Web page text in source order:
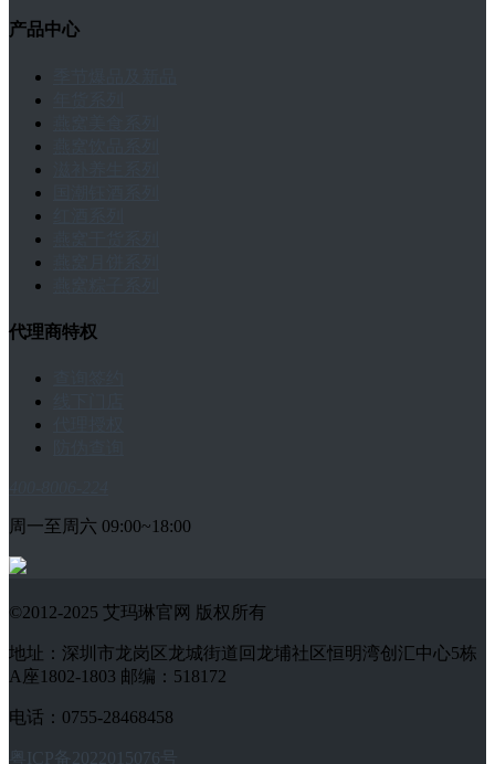
产品中心
代理商特权
周一至周六 09:00~18:00
©2012-2025 艾玛琳官网 版权所有
地址：深圳市龙岗区龙城街道回龙埔社区恒明湾创汇中心5栋
A座1802-1803 邮编：518172
电话：0755-28468458
粤ICP备2022015076号